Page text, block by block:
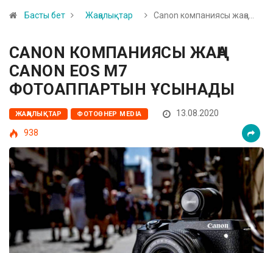
Басты бет Жаңалықтар Canon компаниясы жаңа…
CANON КОМПАНИЯСЫ ЖАҢА
CANON EOS M7
ФОТОАППАРТЫН ҰСЫНАДЫ
ЖАҢАЛЫҚТАР ФОТОӨНЕР MEDIA
13.08.2020
938